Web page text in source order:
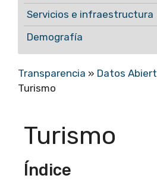
Transparencia » Datos
Turismo
Turismo
Índice
Servicios e infraestructura
Demografía